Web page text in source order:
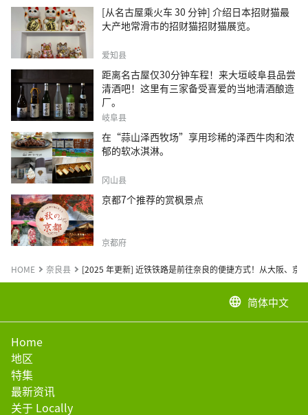
[从名古屋乘火车 30 分钟] 介绍日本招财猫最
大产地常滑市的招财猫招财猫展览。
爱知县
距离名古屋仅30分钟车程！来大垣岐阜县品尝
清酒吧！这里有三家备受喜爱的当地清酒酿造
厂。
岐阜县
在“蒜山泽西牧场”享用珍稀的泽西牛肉和浓
郁的软冰淇淋。
冈山县
京都7个推荐的赏枫景点
京都府
HOME 奈良县 [2025 年更新] 近铁铁路是前往奈良的便捷方式！从大阪、京
language 简体中文
Home
地区
特集
最新资讯
关于 Locally